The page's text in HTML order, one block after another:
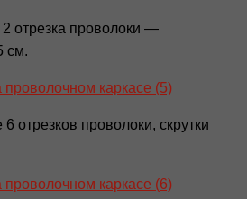
отрезка проволоки —
см.
отрезков проволоки, скрутки